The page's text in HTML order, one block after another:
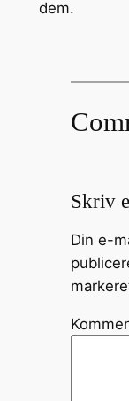
dem.
Skriv
Din e-